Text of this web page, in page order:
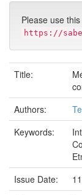
Please use
https://
Title:
Authors:
Keywords:
Issue Date: